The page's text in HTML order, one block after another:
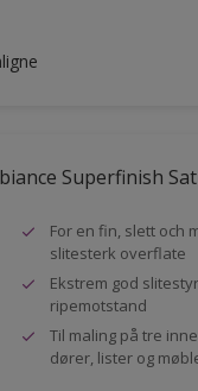
Superfinish
For en fin, slett och
slitesterk overflate
Ekstrem god
ripemotstand
Til maling på tre
dører, lister og